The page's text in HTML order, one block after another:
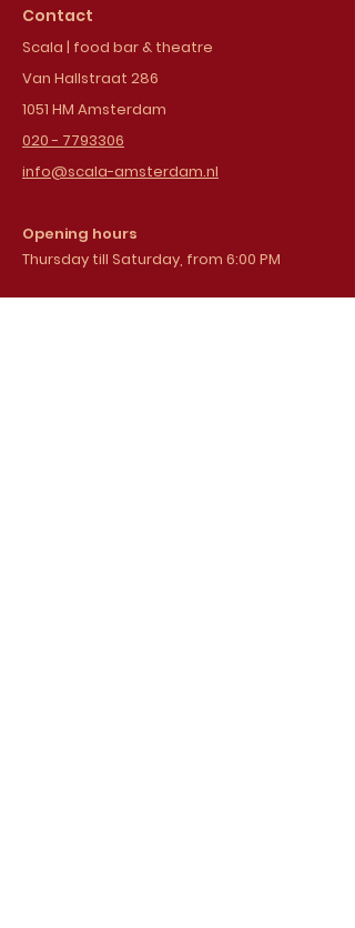
Contact
Scala | food bar & theatre
Van Hallstraat 286
1051 HM Amsterdam
020 - 7793306
info@scala-amsterdam.nl
Opening hours
Thursday till Saturday, from 6:00 PM